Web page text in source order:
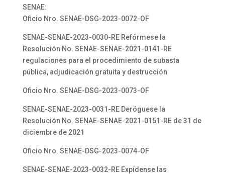
SENAE:
Oficio Nro. SENAE-DSG-2023-0072-OF
SENAE-SENAE-2023-0030-RE Refórmese la
Resolución No. SENAE-SENAE-2021-0141-RE
regulaciones para el procedimiento de subasta
pública, adjudicación gratuita y destrucción
Oficio Nro. SENAE-DSG-2023-0073-OF
SENAE-SENAE-2023-0031-RE Deróguese la
Resolución No. SENAE-SENAE-2021-0151-RE de 31 de
diciembre de 2021
Oficio Nro. SENAE-DSG-2023-0074-OF
SENAE-SENAE-2023-0032-RE Expídense las